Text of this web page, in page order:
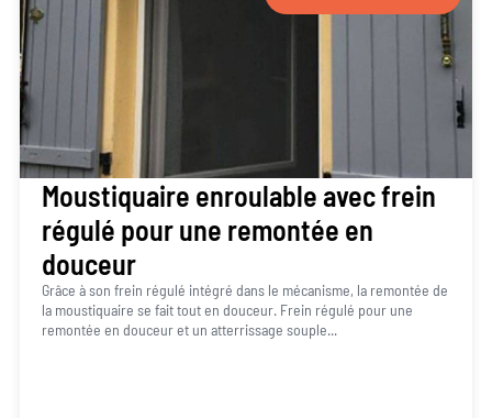
Moustiquaire enroulable avec frein
régulé pour une remontée en
douceur
Grâce à son frein régulé intégré dans le mécanisme, la remontée de
la moustiquaire se fait tout en douceur. Frein régulé pour une
remontée en douceur et un atterrissage souple...